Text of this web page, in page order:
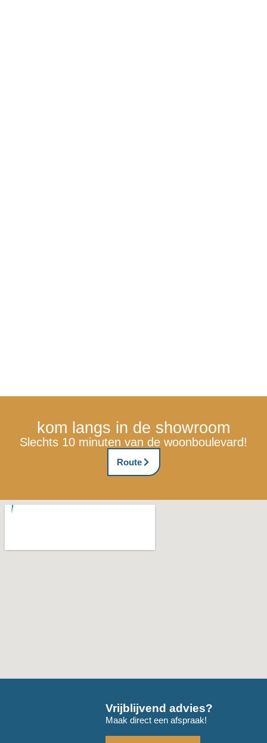
kom langs in de showroom
Slechts 10 minuten van de woonboulevard!
Route
Vrijblijvend advies?
Maak direct een afspraak!